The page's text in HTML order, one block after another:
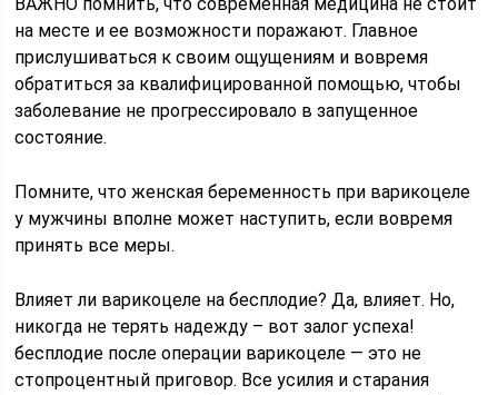
на месте и ее возможности поражают. Главное
прислушиваться к своим ощущениям и вовремя
обратиться за квалифицированной помощью, чтобы
заболевание не прогрессировало в запущенное
состояние.
Помните, что женская беременность при варикоцеле
у мужчины вполне может наступить, если вовремя
принять все меры.
Влияет ли варикоцеле на бесплодие? Да, влияет. Но,
никогда не терять надежду – вот залог успеха!
бесплодие после операции варикоцеле — это не
стопроцентный приговор. Все усилия и старания